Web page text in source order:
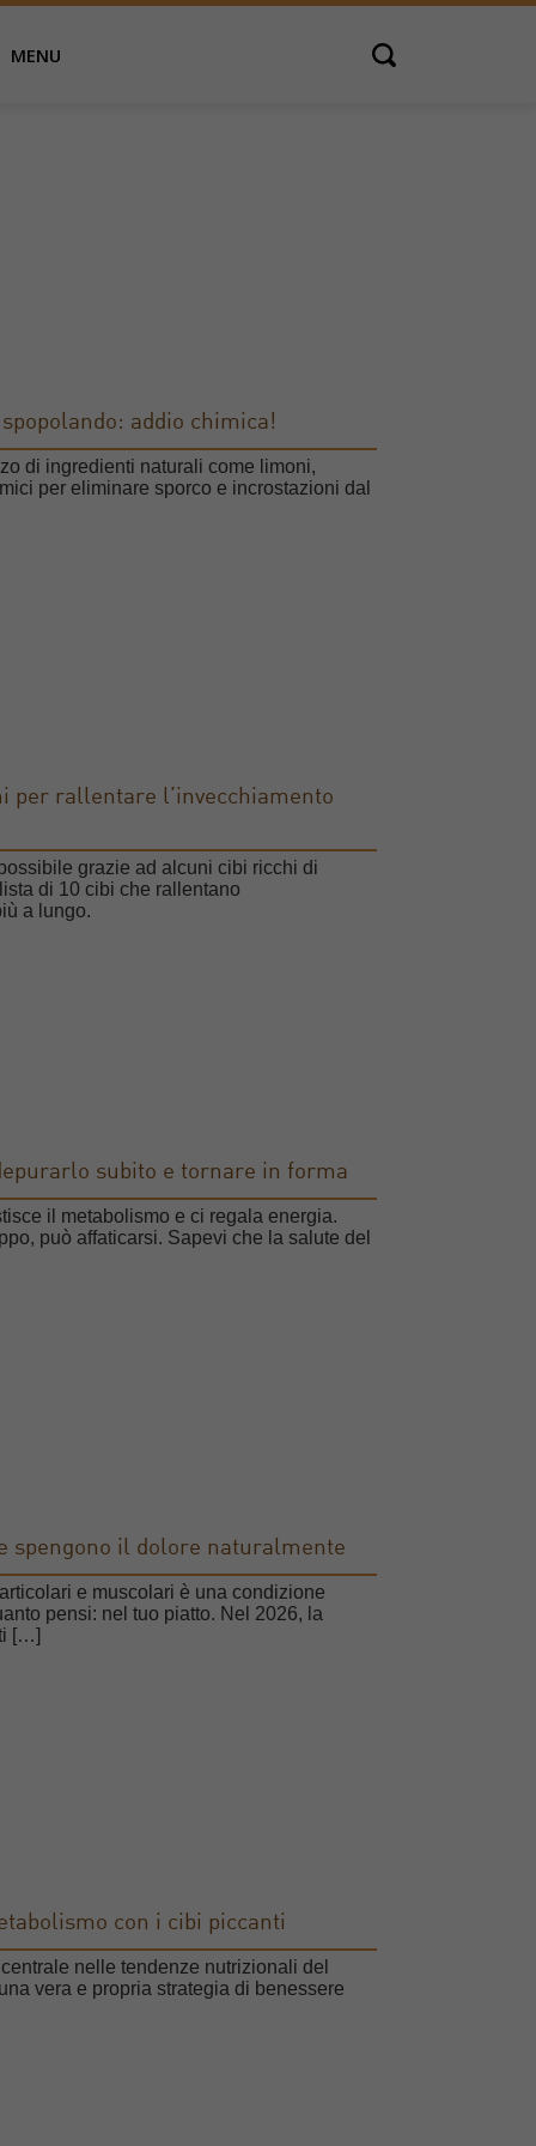
MENU Open search
addio chimica!
di ingredienti naturali come limoni,
per eliminare sporco e incrostazioni dal
per rallentare l’invecchiamento
grazie ad alcuni cibi ricchi di
di 10 cibi che rallentano
a lungo.
subito e tornare in forma
il metabolismo e ci regala energia.
può affaticarsi. Sapevi che la salute del
spengono il dolore naturalmente
e muscolari è una condizione
pensi: nel tuo piatto. Nel 2026, la
[…]
con i cibi piccanti
nelle tendenze nutrizionali del
vera e propria strategia di benessere